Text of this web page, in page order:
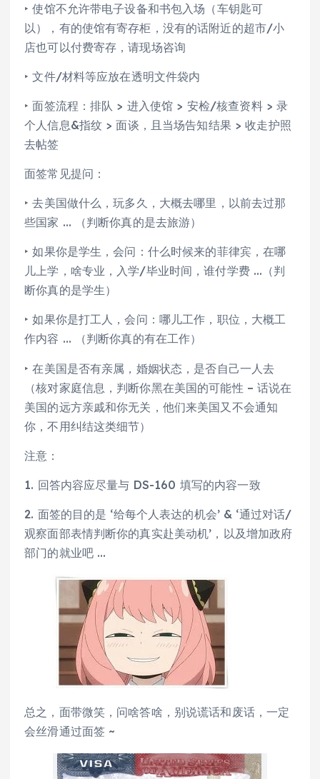
‣ 使馆不允许带电子设备和书包入场（车钥匙可
以），有的使馆有寄存柜，没有的话附近的超市/小
店也可以付费寄存，请现场咨询
‣ 文件/材料等应放在透明文件袋内
‣ 面签流程：排队 > 进入使馆 > 安检/核查资料 > 录
个人信息&指纹 > 面谈，且当场告知结果 > 收走护照
去帖签
面签常见提问：
‣ 去美国做什么，玩多久，大概去哪里，以前去过那
些国家 … （判断你真的是去旅游）
‣ 如果你是学生，会问：什么时候来的菲律宾，在哪
儿上学，啥专业，入学/毕业时间，谁付学费 …（判
断你真的是学生）
‣ 如果你是打工人，会问：哪儿工作，职位，大概工
作内容 … （判断你真的有在工作）
‣ 在美国是否有亲属，婚姻状态，是否自己一人去
（核对家庭信息，判断你黑在美国的可能性 – 话说在
美国的远方亲戚和你无关，他们来美国又不会通知
你，不用纠结这类细节）
注意：
1. 回答内容应尽量与 DS-160 填写的内容一致
2. 面签的目的是 ‘给每个人表达的机会’ & ‘通过对话/
观察面部表情判断你的真实赴美动机’，以及增加政府
部门的就业吧 …
总之，面带微笑，问啥答啥，别说谎话和废话，一定
会丝滑通过面签 ~